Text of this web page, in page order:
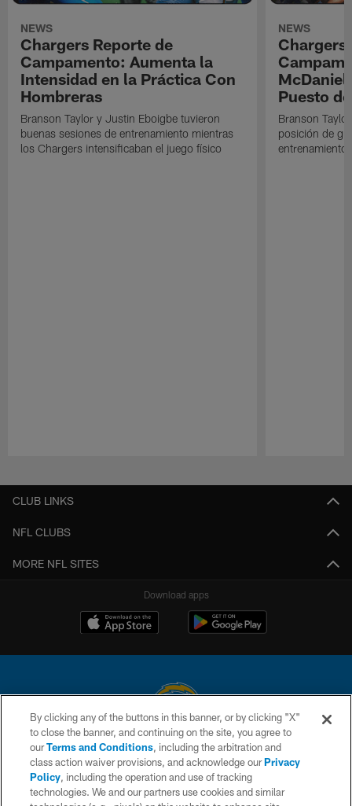
NEWS
Chargers Reporte de
Campamento: Aumenta la
Intensidad en la Práctica Con
Hombreras
Branson Taylor y Justin Eboigbe tuvieron
buenas sesiones de entrenamiento mientras
los Chargers intensificaban el juego físico
NEWS
Chargers
Puesto
Branson
posición de
entrenamiento
CLUB LINKS
NFL CLUBS
MORE NFL SITES
Download apps
© 2026 Chargers Football Company, LLC. All rights reserved. This website
is managed on a digital platform of the National Football League.
CONTACT US
By clicking any of the buttons in this banner, or by clicking "X"
to close the banner, and continuing on the site, you agree to
ourTerms and Conditions, including the arbitration and
class action waiver provisions, and acknowledge ourPrivacy
Policy, including the operation and use of tracking
technologies. We and our partners use cookies and similar